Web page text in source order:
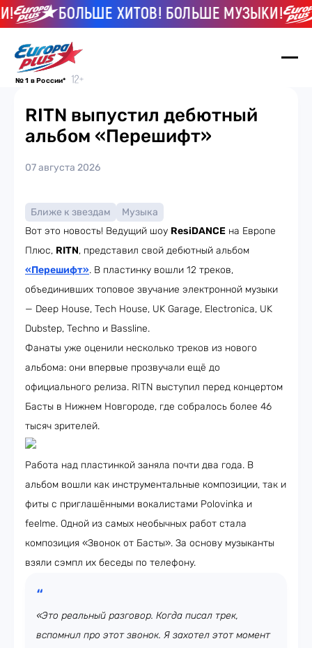
БОЛЬШЕ ХИТОВ! БОЛЬШЕ МУЗЫКИ!
№ 1 в России*
RITN выпустил дебютный
альбом «Перешифт»
07 августа 2026
Ближе к звездам
Музыка
Вот это новость! Ведущий шоу ResiDANCE на Европе
Плюс, RITN, представил свой дебютный альбом
«Перешифт». В пластинку вошли 12 треков,
объединивших топовое звучание электронной музыки
— Deep House, Tech House, UK Garage, Electronica, UK
Dubstep, Techno и Bassline.
Фанаты уже оценили несколько треков из нового
альбома: они впервые прозвучали ещё до
официального релиза. RITN выступил перед концертом
Басты в Нижнем Новгороде, где собралось более 46
тысяч зрителей.
Работа над пластинкой заняла почти два года. В
альбом вошли как инструментальные композиции, так и
фиты с приглашёнными вокалистами Polovinka и
feelme. Одной из самых необычных работ стала
композиция «Звонок от Басты». За основу музыканты
взяли сэмпл их беседы по телефону.
«Это реальный разговор. Когда писал трек,
вспомнил про этот звонок. Я захотел этот момент